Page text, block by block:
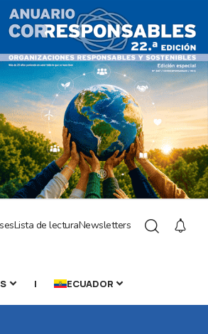
Lista de lecturaNewsletters
| ECUADOR